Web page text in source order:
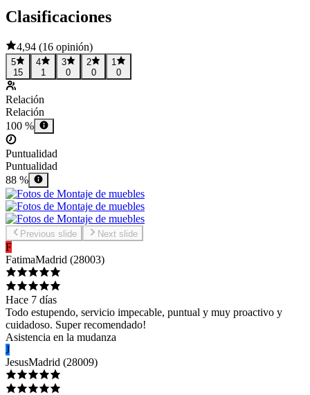
Clasificaciones
4,94 (16 opinión)
5
15
4
1
3
0
2
0
1
0
Relación
Relación
100 %
Puntualidad
Puntualidad
88 %
Previous slide Next slide
F
FatimaMadrid (28003)
Hace 7 días
Todo estupendo, servicio impecable, puntual y muy proactivo y
cuidadoso. Super recomendado!
Asistencia en la mudanza
J
JesusMadrid (28009)